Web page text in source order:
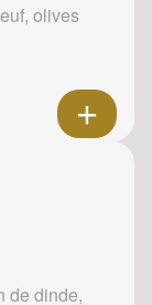
olives
de dinde,